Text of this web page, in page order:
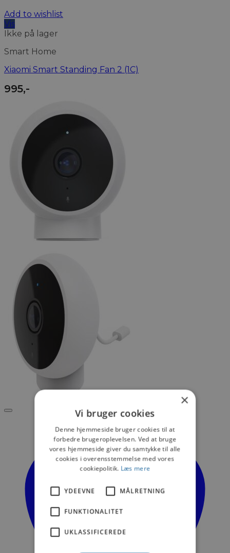
Add to wishlist
Vis
Ikke på lager
Smart Home
Xiaomi Smart Standing Fan 2 (1C)
995,-
×
Vi bruger cookies
Denne hjemmeside bruger cookies til at
forbedre brugeroplevelsen. Ved at bruge
vores hjemmeside giver du samtykke til alle
cookies i overensstemmelse med vores
cookiepolitik. Læs mere
YDEEVNE MÅLRETNING
FUNKTIONALITET
UKLASSIFICEREDE